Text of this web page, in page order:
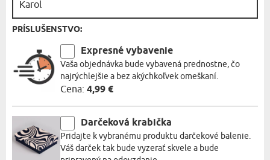
PRÍSLUŠENSTVO:
Expresné vybavenie
Vaša objednávka bude vybavená prednostne, čo
najrýchlejšie a bez akýchkoľvek omeškaní.
Cena: 4,99 €
Darčeková krabička
Pridajte k vybranému produktu darčekové balenie.
Váš darček tak bude vyzerať skvele a bude